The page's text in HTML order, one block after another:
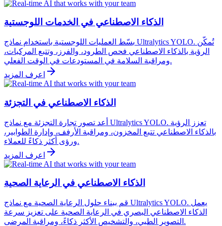
الذكاء الاصطناعي في الخدمات اللوجستية
بسّط العمليات اللوجستية باستخدام نماذج Ultralytics YOLO. تُمكّن
الرؤية بالذكاء الاصطناعي فحص الطرود، والفرز، وتتبع المركبات،
ومراقبة السلامة في المستودعات في الوقت الفعلي.
اعرف المزيد
الذكاء الاصطناعي في التجزئة
أعد تصور تجارة التجزئة مع نماذج Ultralytics YOLO. تعزز الرؤية
بالذكاء الاصطناعي تتبع المخزون، ومراقبة الأرفف، وإدارة الطوابير،
ورؤى أكثر ذكاءً للعملاء.
اعرف المزيد
الذكاء الاصطناعي في الرعاية الصحية
قم ببناء حلول الرعاية الصحية مع نماذج Ultralytics YOLO. يعمل
الذكاء الاصطناعي البصري في الرعاية الصحية على تعزيز سرعة
التصوير الطبي، والتشخيص الأكثر ذكاءً، ومراقبة المرضى.